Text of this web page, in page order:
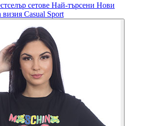
сетове Най-търсени Нови
Casual Sport